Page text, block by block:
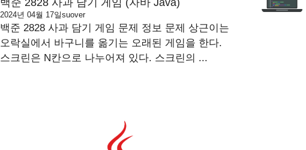
2024년 04월 17일suover
백준 2828 사과 담기 게임 문제 정보 문제 상근이는
오락실에서 바구니를 옮기는 오래된 게임을 한다.
스크린은 N칸으로 나누어져 있다. 스크린의 ...